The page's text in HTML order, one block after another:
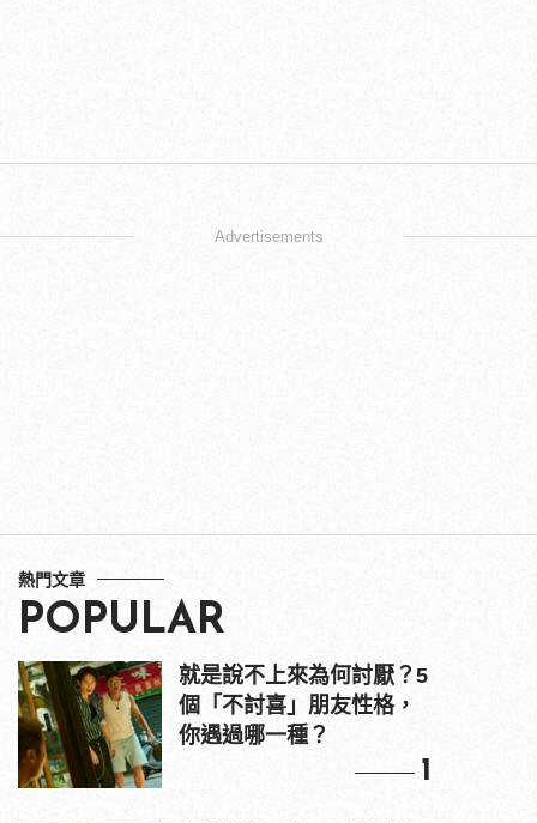
Advertisements
熱門文章
POPULAR
就是說不上來為何討厭？5
個「不討喜」朋友性格，
你遇過哪一種？
1